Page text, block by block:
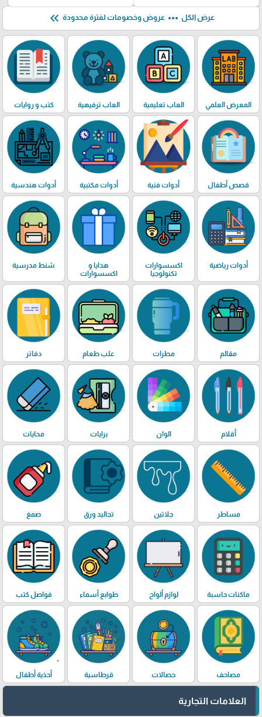
عرض الكل more_horiz عروض وخصومات لفترة محدودة keyboard_double_arrow_left
المعرض العلمي العاب تعليمية العاب ترفيهية كتب و روايات
قصص أطفال أدوات فنية أدوات مكتبية أدوات هندسية
أدوات رياضية
اكسسوارات
تكنولوجيا
هدايا و
اكسسوارات
شنط مدرسية
مقالم مطرات علب طعام دفاتر
أقلام الوان برايات محايات
مساطر جلاتين تجاليد ورق صمغ
ماكنات حاسبة لوازم ألواح طوابع أسماء فواصل كتب
مصاحف حصالات قرطاسية أحذية أطفال
العلامات التجارية